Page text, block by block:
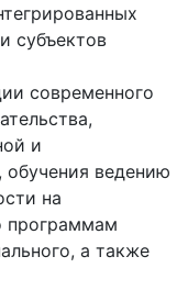
субъектов
современного
и
обучения ведению
на
программам
а также